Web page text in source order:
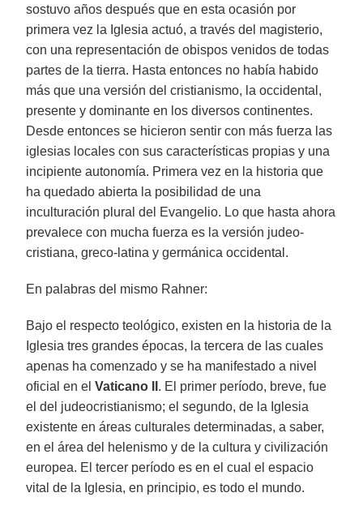
sostuvo años después que en esta ocasión por
primera vez la Iglesia actuó, a través del magisterio,
con una representación de obispos venidos de todas
partes de la tierra. Hasta entonces no había habido
más que una versión del cristianismo, la occidental,
presente y dominante en los diversos continentes.
Desde entonces se hicieron sentir con más fuerza las
iglesias locales con sus características propias y una
incipiente autonomía. Primera vez en la historia que
ha quedado abierta la posibilidad de una
inculturación plural del Evangelio. Lo que hasta ahora
prevalece con mucha fuerza es la versión judeo-
cristiana, greco-latina y germánica occidental.
En palabras del mismo Rahner:
Bajo el respecto teológico, existen en la historia de la
Iglesia tres grandes épocas, la tercera de las cuales
apenas ha comenzado y se ha manifestado a nivel
oficial en elVaticano II . El primer período, breve, fue
el del judeocristianismo; el segundo, de la Iglesia
existente en áreas culturales determinadas, a saber,
en el área del helenismo y de la cultura y civilización
europea. El tercer período es en el cual el espacio
vital de la Iglesia, en principio, es todo el mundo.